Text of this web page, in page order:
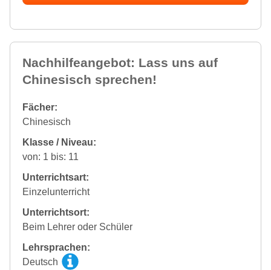
Nachhilfeangebot: Lass uns auf
Chinesisch sprechen!
Fächer:
Chinesisch
Klasse / Niveau:
von: 1 bis: 11
Unterrichtsart:
Einzelunterricht
Unterrichtsort:
Beim Lehrer oder Schüler
Lehrsprachen:
Deutsch